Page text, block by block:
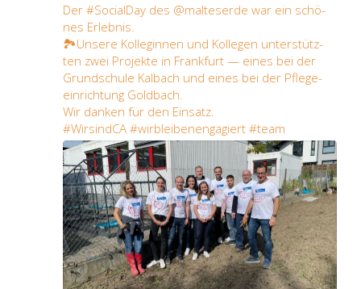
Der #Soci­al­Day des @malteserde war ein schö­
nes Erleb­nis.
🏞Unse­re Kol­le­gin­nen und Kol­le­gen unter­stütz­
ten zwei Pro­jek­te in Frank­furt — eines bei der
Grund­schu­le Kal­bach und eines bei der Pfle­ge­
ein­rich­tung Gold­bach.
Wir dan­ken für den Ein­satz.
#Wirs­ind­CA #wirb­lei­ben­en­ga­giert #team